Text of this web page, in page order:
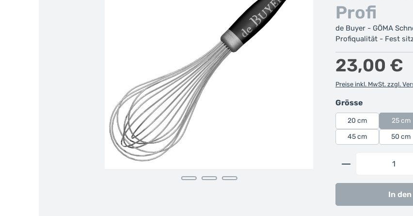
Profi
de Buyer - GÖMA
Profiqualität - Fest
Regulärer Preis:
23,00 €
Preise inkl. MwSt. zzgl.
Grösse
20 cm 25 cm
45 cm
50 cm
Produkt
In